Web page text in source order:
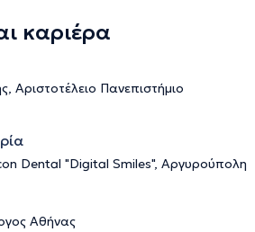
καριέρα
Αριστοτέλειο Πανεπιστήμιο
Dental "Digital Smiles", Αργυρούπολη
Αθήνας